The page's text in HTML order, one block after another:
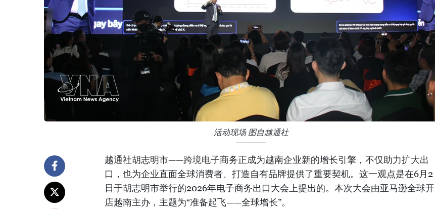
活动现场 图自越通社
越通社胡志明市——跨境电子商务正成为越南企业新的增长引擎，不仅助力扩大出
口，也为企业直面全球消费者、打造自有品牌提供了重要契机。这一观点是在6月2
日于胡志明市举行的2026年电子商务出口大会上提出的。本次大会由亚马逊全球开
店越南主办，主题为“准备起飞——全球增长”。